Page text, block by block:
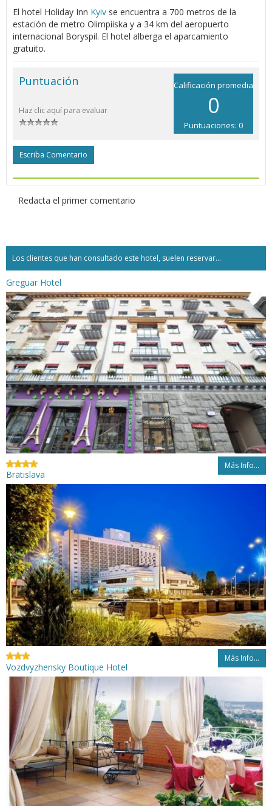
El hotel Holiday Inn Kyiv se encuentra a 700 metros de la
estación de metro Olimpiiska y a 34 km del aeropuerto
internacional Boryspil. El hotel alberga el aparcamiento
gratuito.
Calificación promedia
0
Puntuaciones: 0
Puntuación
Haz clic aquí para evaluar
Escriba Comentario
Redacta el primer comentario
Los clientes que han consultado este hotel, suelen reservar...
Greguar Hotel
Más Info...
Bratislava
Más Info...
Vozdvyzhensky Boutique Hotel